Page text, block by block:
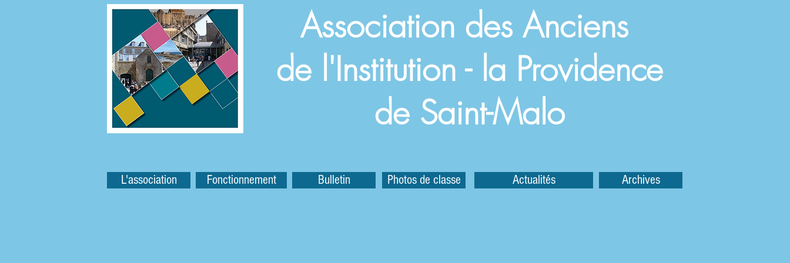
Association des Anciens
de l'Institution - la Providence
de Saint-Malo
L'association Fonctionnement Bulletin Photos de classe Actualités Archives